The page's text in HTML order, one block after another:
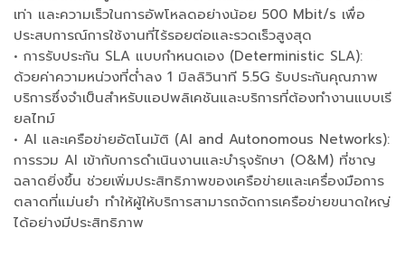
เท่า และความเร็วในการอัพโหลดอย่างน้อย 500 Mbit/s เพื่อ
ประสบการณ์การใช้งานที่ไร้รอยต่อและรวดเร็วสูงสุด
• การรับประกัน SLA แบบกำหนดเอง (Deterministic SLA):
ด้วยค่าความหน่วงที่ต่ำลง 1 มิลลิวินาที 5.5G รับประกันคุณภาพ
บริการซึ่งจำเป็นสำหรับแอปพลิเคชันและบริการที่ต้องทำงานแบบเรี
ยลไทม์
• AI และเครือข่ายอัตโนมัติ (AI and Autonomous Networks):
การรวม AI เข้ากับการดำเนินงานและบำรุงรักษา (O&M) ที่ชาญ
ฉลาดยิ่งขึ้น ช่วยเพิ่มประสิทธิภาพของเครือข่ายและเครื่องมือการ
ตลาดที่แม่นยำ ทำให้ผู้ให้บริการสามารถจัดการเครือข่ายขนาดใหญ่
ได้อย่างมีประสิทธิภาพ